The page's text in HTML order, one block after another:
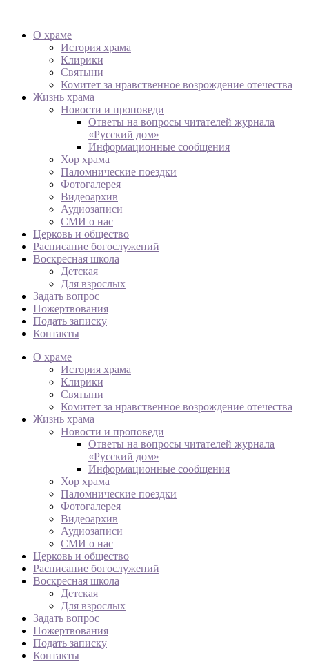
О храме
История храма
Клирики
Святыни
Комитет за нравственное возрождение отечества
Жизнь храма
Новости и проповеди
Ответы на вопросы читателей журнала
«Русский дом»
Информационные сообщения
Хор храма
Паломнические поездки
Фотогалерея
Видеоархив
Аудиозаписи
СМИ о нас
Церковь и общество
Расписание богослужений
Воскресная школа
Детская
Для взрослых
Задать вопрос
Пожертвования
Подать записку
Контакты
О храме
История храма
Клирики
Святыни
Комитет за нравственное возрождение отечества
Жизнь храма
Новости и проповеди
Ответы на вопросы читателей журнала
«Русский дом»
Информационные сообщения
Хор храма
Паломнические поездки
Фотогалерея
Видеоархив
Аудиозаписи
СМИ о нас
Церковь и общество
Расписание богослужений
Воскресная школа
Детская
Для взрослых
Задать вопрос
Пожертвования
Подать записку
Контакты